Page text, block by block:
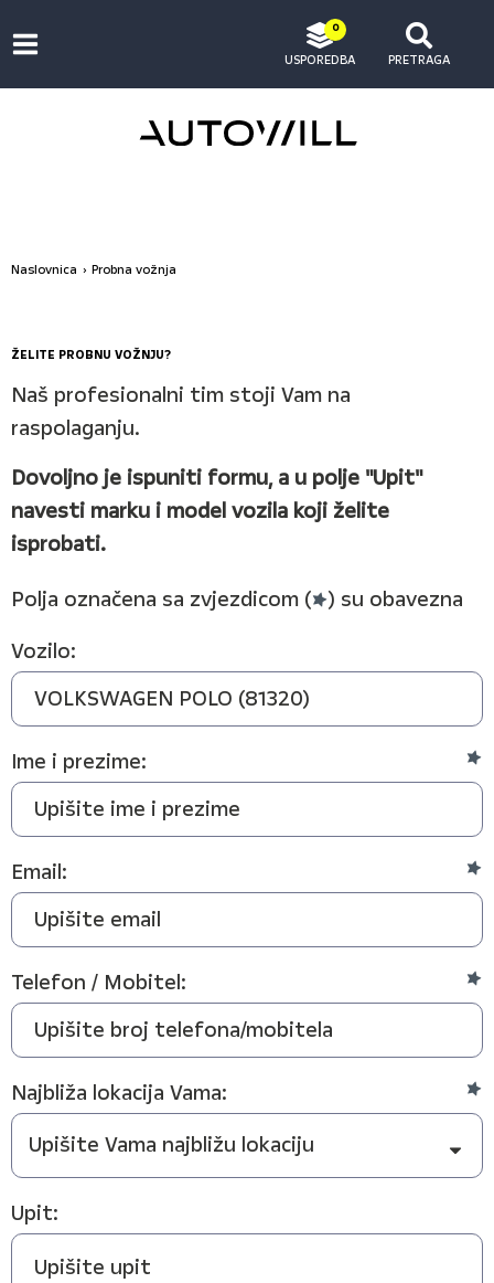
0
USPOREDBA PRETRAGA
Naslovnica Probna vožnja
ŽELITE PROBNU VOŽNJU?
Naš profesionalni tim stoji Vam na
raspolaganju.
Dovoljno je ispuniti formu, a u polje "Upit"
navesti marku i model vozila koji želite
isprobati.
Polja označena sa zvjezdicom (
) su obavezna
Vozilo:
Ime i prezime:
Email:
Telefon / Mobitel:
Najbliža lokacija Vama:
Upit: